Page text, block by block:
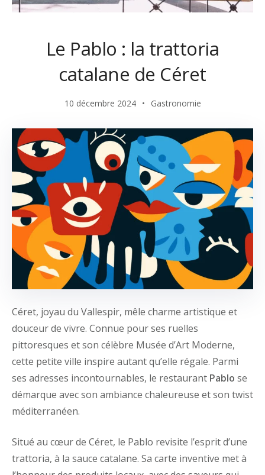
Le Pablo : la trattoria
catalane de Céret
10 décembre 2024 Gastronomie
Céret, joyau du Vallespir, mêle charme artistique et
douceur de vivre. Connue pour ses ruelles
pittoresques et son célèbre Musée d’Art Moderne,
cette petite ville inspire autant qu’elle régale. Parmi
ses adresses incontournables, le restaurant Pablo se
démarque avec son ambiance chaleureuse et son twist
méditerranéen.
Situé au cœur de Céret, le Pablo revisite l’esprit d’une
trattoria, à la sauce catalane. Sa carte inventive met à